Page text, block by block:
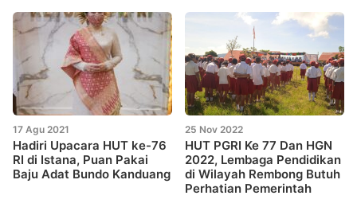
17 Agu 2021
Hadiri Upacara HUT ke-76
RI di Istana, Puan Pakai
Baju Adat Bundo Kanduang
25 Nov 2022
HUT PGRI Ke 77 Dan HGN
2022, Lembaga Pendidikan
di Wilayah Rembong Butuh
Perhatian Pemerintah